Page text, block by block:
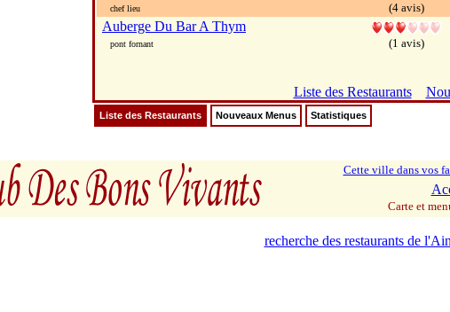
chef lieu (4 avis)
Auberge Du Bar A Thym
pont fornant (1 avis)
Liste des Restaurants
Liste des Restaurants Nouveaux Menus Statistiques
Cette ville dans vos
Carte et
recherche des restaurants de l'Ain